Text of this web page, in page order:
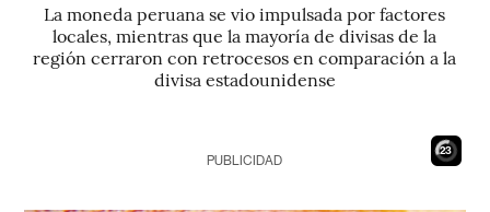
La moneda peruana se vio impulsada por factores
locales, mientras que la mayoría de divisas de la
región cerraron con retrocesos en comparación a la
divisa estadounidense
21
PUBLICIDAD